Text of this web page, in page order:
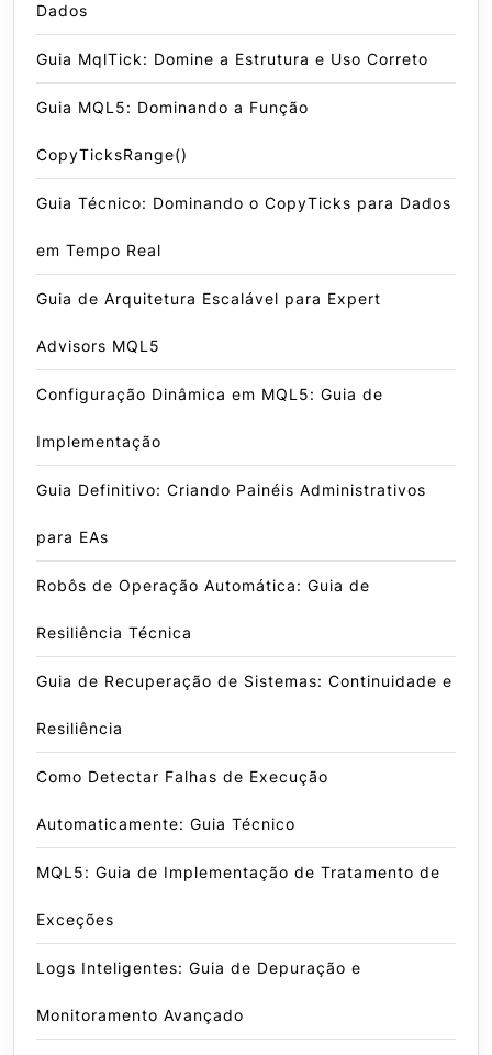
Dados
Guia MqlTick: Domine a Estrutura e Uso Correto
Guia MQL5: Dominando a Função
CopyTicksRange()
Guia Técnico: Dominando o CopyTicks para Dados
em Tempo Real
Guia de Arquitetura Escalável para Expert
Advisors MQL5
Configuração Dinâmica em MQL5: Guia de
Implementação
Guia Definitivo: Criando Painéis Administrativos
para EAs
Robôs de Operação Automática: Guia de
Resiliência Técnica
Guia de Recuperação de Sistemas: Continuidade e
Resiliência
Como Detectar Falhas de Execução
Automaticamente: Guia Técnico
MQL5: Guia de Implementação de Tratamento de
Exceções
Logs Inteligentes: Guia de Depuração e
Monitoramento Avançado